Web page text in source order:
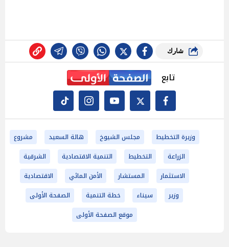
شارك
تابع
وزيرة التخطيط مجلس الشيوخ هالة السعيد
مشروع
الزراعة
التخطيط التنمية الاقتصادية
الشرقية
الاستثمار
المستشار الأمن المائي
الاقتصادية
وزير
سيناء خطة التنمية
الصفحة الأولى
موقع الصفحة الأولى